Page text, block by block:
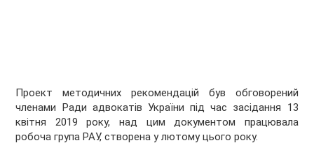
Проект методичних рекомендацій був обговорений
членами Ради адвокатів України під час засідання 13
квітня 2019 року, над цим документом працювала
робоча група РАУ, створена у лютому цього року.